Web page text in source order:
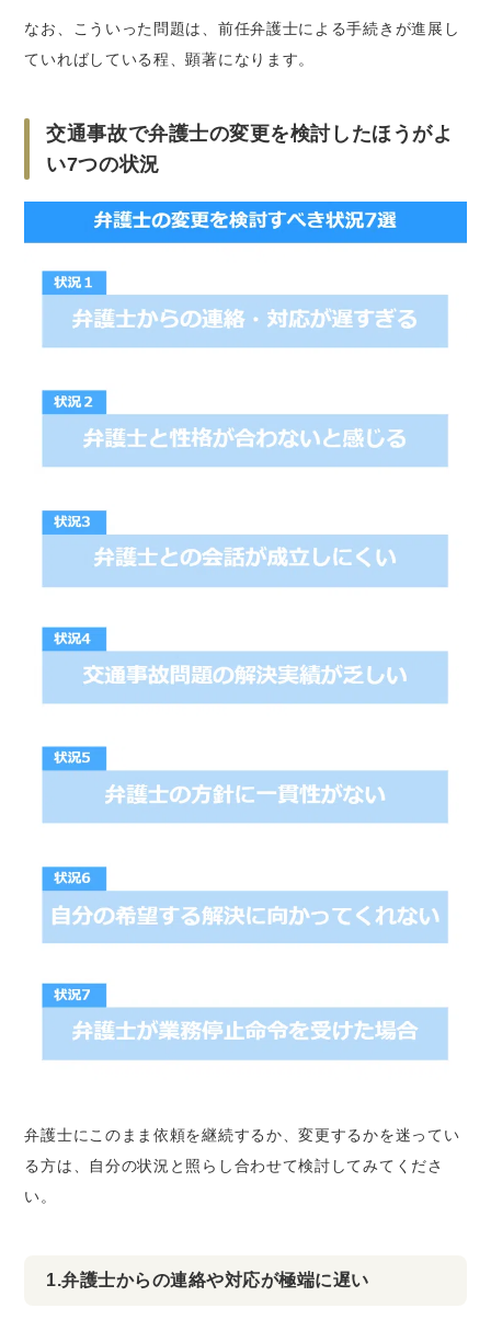
なお、こういった問題は、前任弁護士による手続きが進展し
ていればしている程、顕著になります。
交通事故で弁護士の変更を検討したほうがよ
い7つの状況
弁護士にこのまま依頼を継続するか、変更するかを迷ってい
る方は、自分の状況と照らし合わせて検討してみてくださ
い。
1.弁護士からの連絡や対応が極端に遅い